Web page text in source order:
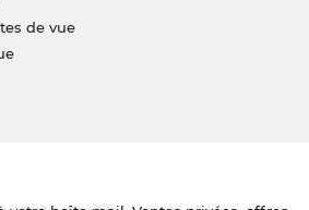
de vue